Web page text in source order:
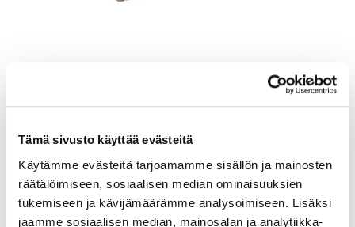
Tämä sivusto käyttää evästeitä
Käytämme evästeitä tarjoamamme sisällön ja mainosten
räätälöimiseen, sosiaalisen median ominaisuuksien
tukemiseen ja kävijämäärämme analysoimiseen. Lisäksi
jaamme sosiaalisen median, mainosalan ja analytiikka-
Vuosaaren Pantti
17.8.2026 20:12:00